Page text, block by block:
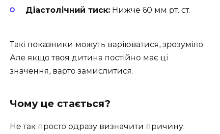
Діастолічний тиск: Нижче 60 мм рт. ст.
Такі показники можуть варіюватися, зрозуміло…
Але якщо твоя дитина постійно має ці
значення, варто замислитися.
Чому це стається?
Не так просто одразу визначити причину.